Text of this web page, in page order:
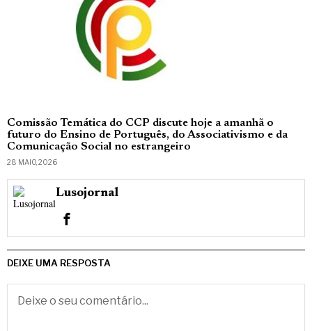
Comissão Temática do CCP discute hoje a amanhã o
futuro do Ensino de Português, do Associativismo e da
Comunicação Social no estrangeiro
28 MAIO, 2026
Lusojornal
DEIXE UMA RESPOSTA